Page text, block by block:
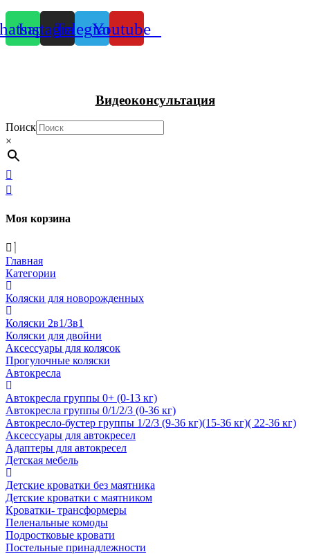
InstagramTelegramYoutube
Видеоконсультация
Поиск
×
Моя корзина
Главная
Категории
Коляски для новорожденных
Коляски 2в1/3в1
Коляски для двойни
Аксессуары для колясок
Прогулочные коляски
Автокресла
Автокресла группы 0+ (0-13 кг)
Автокресла группы 0/1/2/3 (0-36 кг)
Автокресло-бустер группы 1/2/3 (9-36 кг)(15-36 кг)( 22-36 кг)
Аксессуары для автокресел
Адаптеры для автокресел
Детская мебель
Детские кроватки без маятника
Детские кроватки с маятником
Кроватки- трансформеры
Пеленальные комоды
Подростковые кровати
Постельные принадлежности